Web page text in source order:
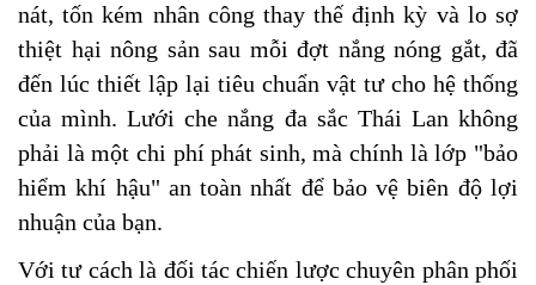
nát, tốn kém nhân công thay thế định kỳ và lo sợ
thiệt hại nông sản sau mỗi đợt nắng nóng gắt, đã
đến lúc thiết lập lại tiêu chuẩn vật tư cho hệ thống
của mình. Lưới che nắng đa sắc Thái Lan không
phải là một chi phí phát sinh, mà chính là lớp "bảo
hiểm khí hậu" an toàn nhất để bảo vệ biên độ lợi
nhuận của bạn.
Với tư cách là đối tác chiến lược chuyên phân phối